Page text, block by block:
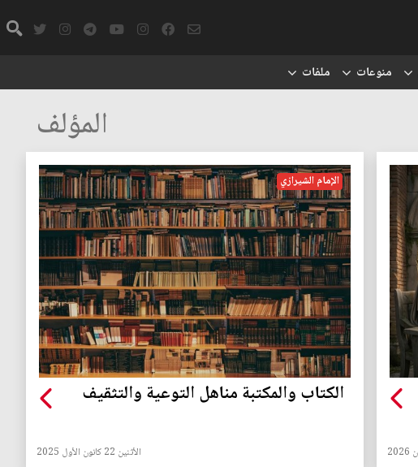
منوعات ملفات
المؤلف
الإمام الشيرازي
الكتاب والمكتبة مناهل التوعية والتثقيف
الأثنين 22 كانون الأول 2025